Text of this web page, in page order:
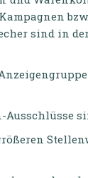
sind in